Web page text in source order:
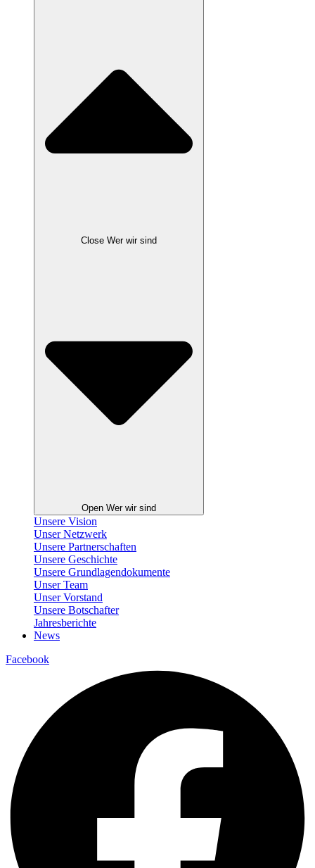
Close Wer wir sind
Open Wer wir sind
Unsere Vision
Unser Netzwerk
Unsere Partnerschaften
Unsere Geschichte
Unsere Grundlagendokumente
Unser Team
Unser Vorstand
Unsere Botschafter
Jahresberichte
News
Facebook